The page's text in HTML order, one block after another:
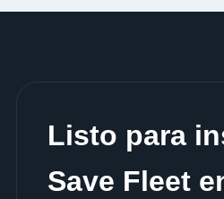
Listo para
Save Fleet